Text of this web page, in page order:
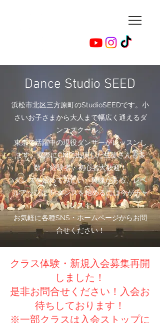
​Dance Studio SEED
浜松市北区三方原町のStudioSEEDです。 小
さいお子さまから大人まで幅広く通えるダ
ンススクール。
東京で活躍中の現役ダンサーがレッスンし
ます。実際にCMに出演した生徒さんも多
数。 経験者・初心者大歓迎！
ダンスを始めてみたい、興味がある、レベ
ルアップに！ダンスを始めるには今がチャ
ンス！
お気軽に各種SNS・ホームページからお問
合せください！
クラス体験・新規入会募集再開
しました！
是非お問合せください！入会お
待ちしております！
​※一部クラスは入会ストップに